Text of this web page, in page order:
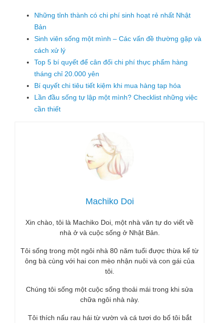
Những tỉnh thành có chi phí sinh hoạt rẻ nhất Nhật
Bản
Sinh viên sống một mình – Các vấn đề thường gặp và
cách xử lý
Top 5 bí quyết để cân đối chi phí thực phẩm hàng
tháng chỉ 20.000 yên
Bí quyết chi tiêu tiết kiệm khi mua hàng tạp hóa
Lần đầu sống tự lập một mình? Checklist những việc
cần thiết
Machiko Doi
Xin chào, tôi là Machiko Doi, một nhà văn tự do viết về
nhà ở và cuộc sống ở Nhật Bản.
Tôi sống trong một ngôi nhà 80 năm tuổi được thừa kế từ
ông bà cùng với hai con mèo nhận nuôi và con gái của
tôi.
Chúng tôi sống một cuộc sống thoải mái trong khi sửa
chữa ngôi nhà này.
Tôi thích nấu rau hái từ vườn và cá tươi do bố tôi bắt